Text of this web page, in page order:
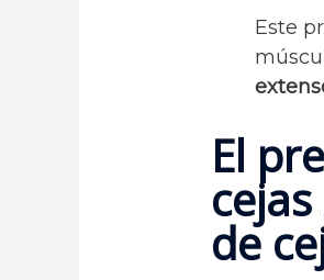
Este
El
de